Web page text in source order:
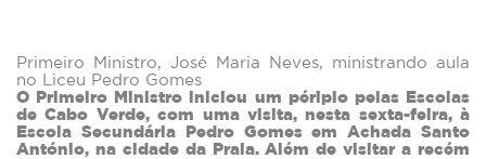
Primeiro Ministro, José Maria Neves, ministrando aula
no Liceu Pedro Gomes
O Primeiro Ministro iniciou um périplo pelas Escolas
de Cabo Verde, com uma visita, nesta sexta-feira, à
Escola Secundária Pedro Gomes em Achada Santo
António, na cidade da Praia. Além de visitar a recém